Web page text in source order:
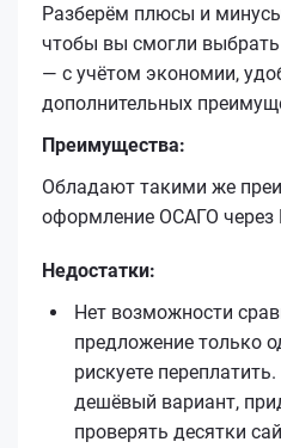
Разберём плюсы и
чтобы вы смогли
— с учётом экономии,
дополнительных
Преимущества:
Обладают такими же
оформление ОСАГО через
Недостатки:
Нет возможности
предложение только
рискуете
дешёвый вариант,
проверять десятки